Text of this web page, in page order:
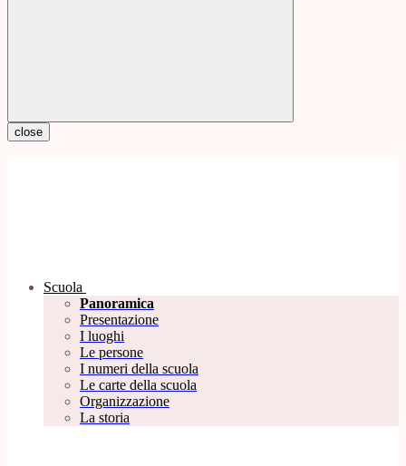
close
Scuola
Panoramica
Presentazione
I luoghi
Le persone
I numeri della scuola
Le carte della scuola
Organizzazione
La storia